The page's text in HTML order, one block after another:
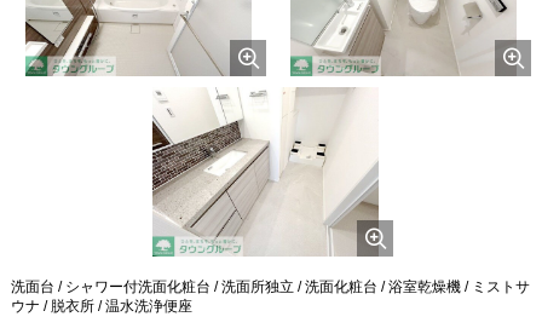
洗面台 / シャワー付洗面化粧台 / 洗面所独立 / 洗面化粧台 / 浴室乾燥機 / ミストサ
ウナ / 脱衣所 / 温水洗浄便座